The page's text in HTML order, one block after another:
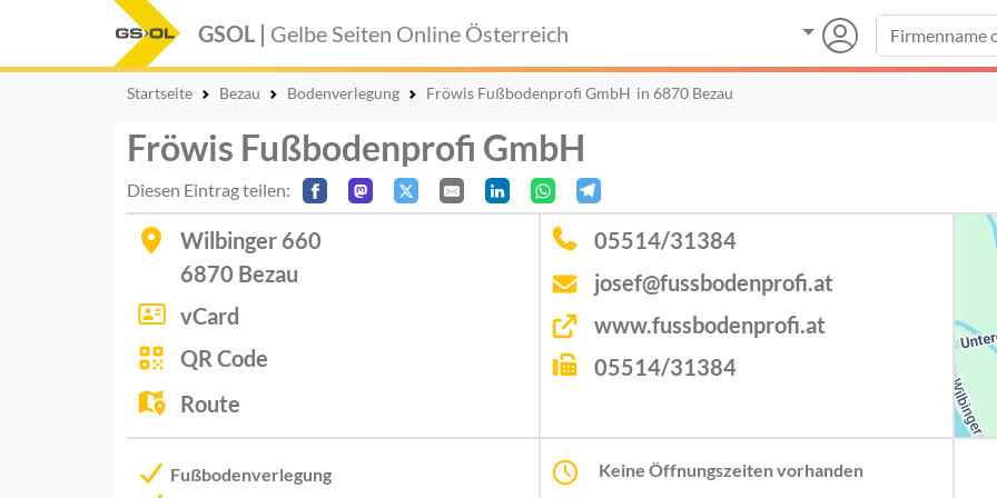
GSOL | Gelbe Seiten Online Österreich
Startseite Bezau Bodenverlegung Fröwis Fußbodenprofi GmbH in 6870 Bezau
Fröwis Fußbodenprofi GmbH
Diesen Eintrag teilen:
Wilbinger 660
6870 Bezau
vCard
QR Code
Route
05514/31384
josef@fussbodenprofi.at
www.fussbodenprofi.at
05514/31384
Fußbodenverlegung
Keine Öffnungszeiten vorhanden